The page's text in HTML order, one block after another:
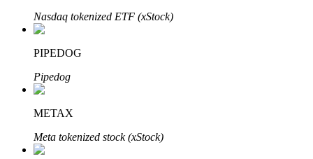
Pelajari tentang mendapatkan penghasilan pasif
Nasdaq tokenized ETF (xStock)
PIPEDOG
Pipedog
METAX
Meta tokenized stock (xStock)